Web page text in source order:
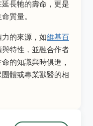
長牠的壽命，更是
質量。
的來源，如維基百
特性，並融合作者
的知識與時俱進，
體或專業獸醫的相